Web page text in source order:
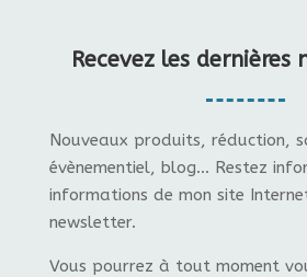
Recevez les dernières
Nouveaux produits, réduction,
évènementiel, blog... Restez
informations de mon site
newsletter.
Vous pourrez à tout moment